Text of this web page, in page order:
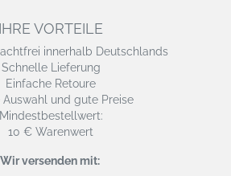
IHRE VORTEILE
innerhalb Deutschlands
Schnelle Lieferung
Einfache Retoure
Auswahl und gute Preise
Mindestbestellwert:
10 € Warenwert
Wir versenden mit: